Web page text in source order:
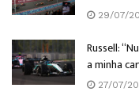
29/07/
Russell:
a minha
27/07/